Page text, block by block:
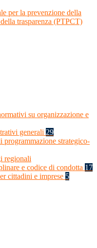
per la prevenzione della
trasparenza (PTPCT)
su organizzazione e
generali 29
programmazione strategico-
regionali
e codice di condotta 17
cittadini e imprese 5